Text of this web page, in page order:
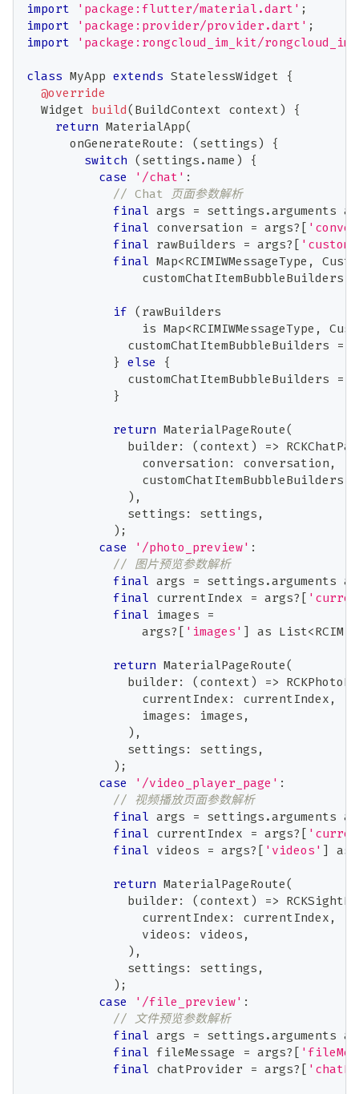
import 'package:flutter/material.dart' ;
import
'package:provider/provider.dart' ;
import
'package:rongcloud_im_kit/
class MyApp extends StatelessWidget {
@override
Widget build( BuildContext context)
{
return MaterialApp(
      onGenerateRoute
: ( settings)
{
switch ( settings . name )
{
case
'/chat' :
// Chat 页面参数解析
final args = settings .arguments as
final conversation = args? [
final rawBuilders = args? [
final Map<RCIMIWMessageType ,
                customChatItemBubbleBuilders
if ( rawBuilders
is Map<RCIMIWMessageType ,
              customChatItemBubbleBuilders
=
} else
{
              customChatItemBubbleBuilders
=
}
return MaterialPageRoute(
              builder
: ( context) =>
                conversation
: conversation ,
                customChatItemBubbleBuilders
) ,
              settings
: settings ,
) ;
case
'/photo_preview' :
// 图片预览参数解析
final args = settings .arguments as
final currentIndex = args? [
final images =
                args
? [ 'images' ] as List<
return MaterialPageRoute(
              builder
: ( context) =>
                currentIndex
: currentIndex ,
                images
: images ,
) ,
              settings
: settings ,
) ;
case
'/video_player_page' :
// 视频播放页面参数解析
final args = settings .arguments as
final currentIndex = args? [
final videos = args? [ 'videos' ] as
return MaterialPageRoute(
              builder
: ( context) =>
                currentIndex
: currentIndex ,
                videos
: videos ,
) ,
              settings
: settings ,
) ;
case
'/file_preview' :
// 文件预览参数解析
final args = settings .arguments as
final fileMessage = args? [
final chatProvider = args? [